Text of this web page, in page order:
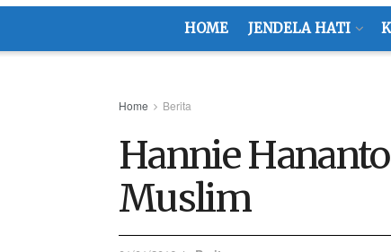
HOME JENDELA HATI
Home Berita
Hannie
Muslim